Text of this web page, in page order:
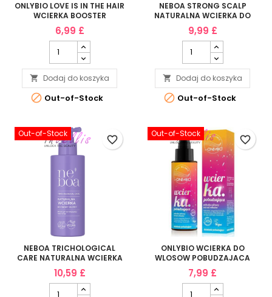
ONLYBIO LOVE IS IN THE HAIR
WCIERKA BOOSTER
INTENSYWNIE
POBUDZAJACA 100ML
6,99 £
 Dodaj do koszyka
 Out-of-Stock
NEBOA STRONG SCALP
NATURALNA WCIERKA DO
SKORY GLOWY NA
ZAGESZCZENIE I POROST
WLOSOW 175ML
9,99 £
 Dodaj do koszyka
 Out-of-Stock
Out-of-Stock
NEBOA TRICHOLOGICAL
CARE NATURALNA WCIERKA
DO SKORY GLOWY PRZECIW
WYPADANIU WLOSOW 175ML
10,59 £
favorite_border
Out-of-Stock
ONLYBIO WCIERKA DO
WLOSOW POBUDZAJACA
100ML
7,99 £
favorite_border